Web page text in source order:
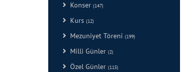
Konser (147)
Kurs (12)
Mezuniyet Töreni (199)
Milli Günler (2)
Özel Günler (115)